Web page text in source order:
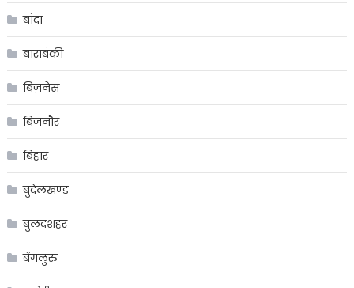
बांदा
बाराबंकी
बिज़नेस
बिजनौर
बिहार
बुंदेलखण्ड
बुलंदशहर
बेंगलुरु